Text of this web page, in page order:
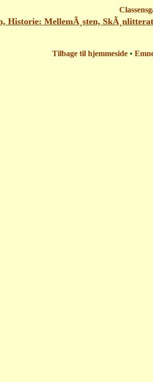
Historie: MellemÃ¸sten,
Tilbage til hjemmeside •